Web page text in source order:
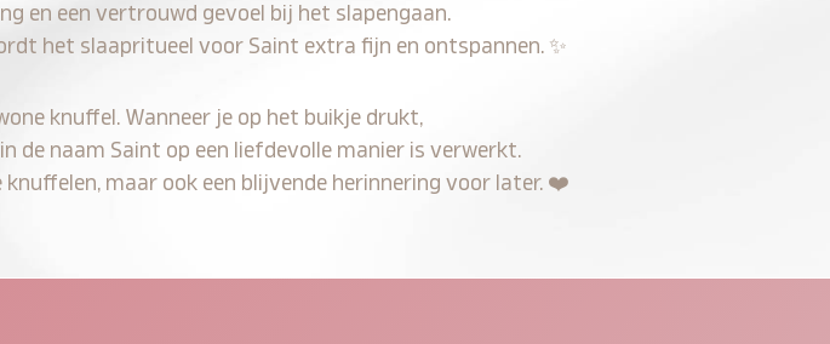
en een vertrouwd gevoel bij het slapengaan.
het slaapritueel voor Saint extra fijn en ontspannen. ✨
knuffel. Wanneer je op het buikje drukt,
de naam Saint op een liefdevolle manier is verwerkt.
maar ook een blijvende herinnering voor later. ❤️